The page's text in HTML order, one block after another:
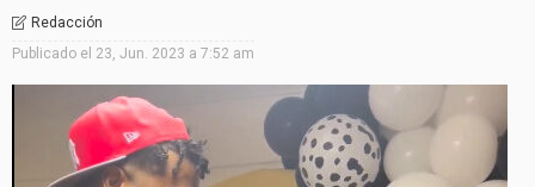
Redacción
Publicado el 23, Jun. 2023 a 7:52 am